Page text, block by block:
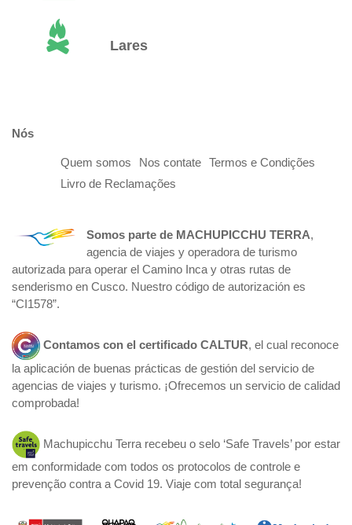
Lares
Nós
Quem somos Nos contate
Termos e Condições
Livro de Reclamações
Somos parte de MACHUPICCHU TERRA,
agencia de viajes y operadora de turismo
autorizada para operar el Camino Inca y otras rutas de
senderismo en Cusco. Nuestro código de autorización es
“CI1578”.
Contamos con el certificado CALTUR, el cual reconoce
la aplicación de buenas prácticas de gestión del servicio de
agencias de viajes y turismo. ¡Ofrecemos un servicio de calidad
comprobada!
Machupicchu Terra recebeu o selo ‘Safe Travels’ por estar
em conformidade com todos os protocolos de controle e
prevenção contra a Covid 19. Viaje com total segurança!